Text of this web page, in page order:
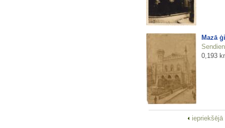
Mazā
0,193